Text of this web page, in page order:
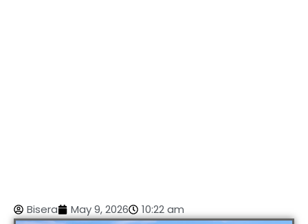
Bisera May 9, 2026 10:22 am